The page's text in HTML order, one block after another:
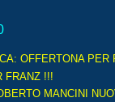
OFFERTONA PER
FRANZ !!!
MANCINI